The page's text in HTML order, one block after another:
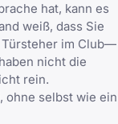
hat, kann es
weiß, dass Sie
Türsteher im Club—
nicht die
rein.
ohne selbst wie ein